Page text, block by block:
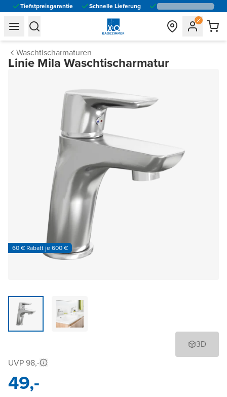
Tiefstpreisgarantie Schnelle Lieferung
general.navigation.toggle_menu.label
general.navigation.toggle_menu.label
Waschtischarmaturen
Linie Mila Waschtischarmatur
60 € Rabatt je 600 €
3D
UVP 98,-
49,-